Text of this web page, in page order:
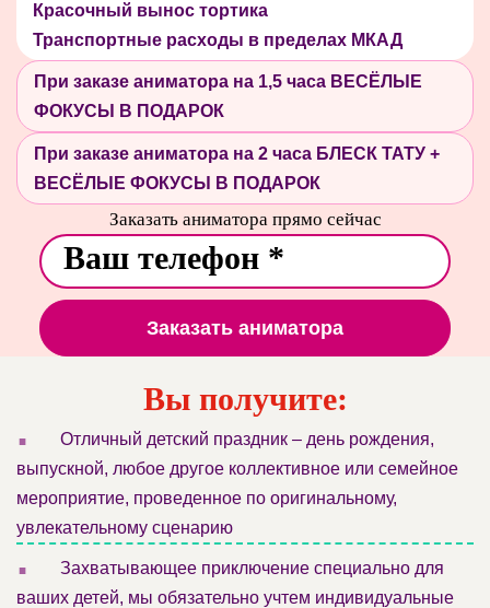
Красочный вынос тортика
Транспортные расходы в пределах МКАД
При заказе аниматора на 1,5 часа ВЕСЁЛЫЕ
ФОКУСЫ В ПОДАРОК
При заказе аниматора на 2 часа БЛЕСК ТАТУ +
ВЕСЁЛЫЕ ФОКУСЫ В ПОДАРОК
Заказать аниматора прямо сейчас
Заказать аниматора
Вы получите:
.
Отличный детский праздник – день рождения,
выпускной, любое другое коллективное или семейное
мероприятие, проведенное по оригинальному,
увлекательному сценарию
.
Захватывающее приключение специально для
ваших детей, мы обязательно учтем индивидуальные